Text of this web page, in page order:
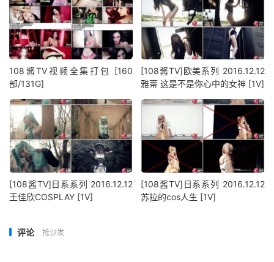
108酱TV视频全集打包 [160
部/131G]
[108酱TV]欧美系列 2016.12.12
雅蒂 这是不是你心中的女神 [1V]
[108酱TV]日系系列 2016.12.12
王佳欣COSPLAY [1V]
[108酱TV]日系系列 2016.12.12
苏拉的cos人生 [1V]
评论 抢沙发